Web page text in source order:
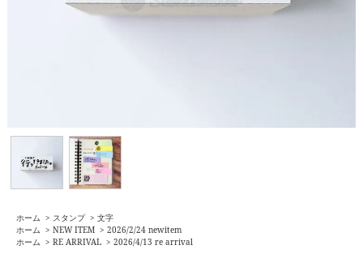
ホーム > スタンプ > 文字
ホーム > NEW ITEM > 2026/2/24 newitem
ホーム > RE ARRIVAL > 2026/4/13 re arrival